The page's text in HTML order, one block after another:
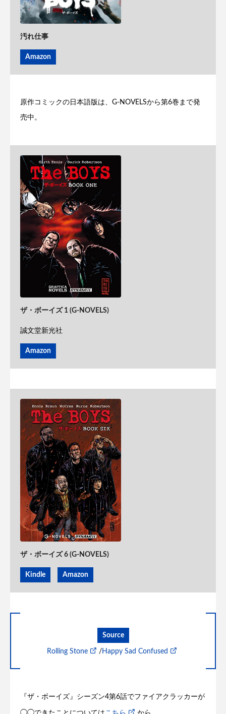
汚れ仕事
Amazon
原作コミックの日本語版は、G-NOVELSから第6巻まで発
売中。
ザ・ボーイズ 1 (G-NOVELS)
誠文堂新光社
Amazon
ザ・ボーイズ 6 (G-NOVELS)
Kindle Amazon
Source
Rolling Stone / Happy Sad Confused
『ザ・ボーイズ』シーズン4第6話でファイアクラッカーが